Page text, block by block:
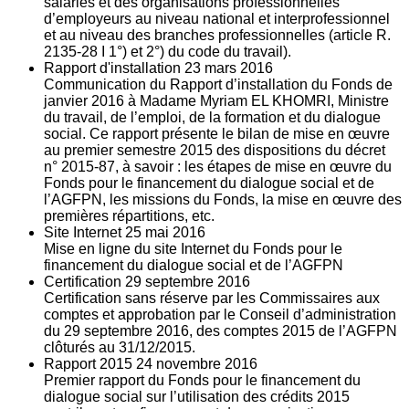
d’employeurs au niveau national et interprofessionnel
et au niveau des branches professionnelles (article R.
2135‐28 I 1°) et 2°) du code du travail).
Rapport d'installation 23 mars 2016
Communication du Rapport d’installation du Fonds de
janvier 2016 à Madame Myriam EL KHOMRI, Ministre
du travail, de l’emploi, de la formation et du dialogue
social. Ce rapport présente le bilan de mise en œuvre
au premier semestre 2015 des dispositions du décret
n° 2015-87, à savoir : les étapes de mise en œuvre du
Fonds pour le financement du dialogue social et de
l’AGFPN, les missions du Fonds, la mise en œuvre des
premières répartitions, etc.
Site Internet 25 mai 2016
Mise en ligne du site Internet du Fonds pour le
financement du dialogue social et de l’AGFPN
Certification 29 septembre 2016
Certification sans réserve par les Commissaires aux
comptes et approbation par le Conseil d’administration
du 29 septembre 2016, des comptes 2015 de l’AGFPN
clôturés au 31/12/2015.
Rapport 2015 24 novembre 2016
Premier rapport du Fonds pour le financement du
dialogue social sur l’utilisation des crédits 2015